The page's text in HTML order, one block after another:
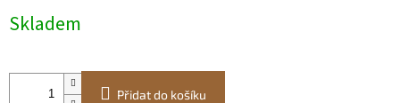
cena:
Skladem
Přidat do košíku